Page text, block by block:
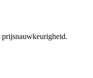
prijsnauwkeurigheid.